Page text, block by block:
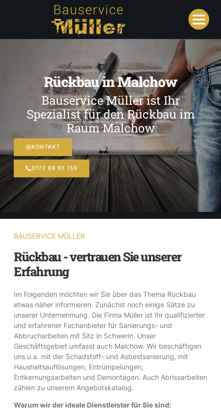
Rückbau in Malchow
Bauservice Müller ist Ihr
Spezialist für den Rückbau im
Raum Malchow
KONTAKT
0172 69 61 159
BAUSERVICE MÜLLER
Rückbau - vertrauen Sie unserer
Erfahrung
Im Folgenden möchten wir Sie über das Thema Rückbau
etwas näher informieren. Zunächst noch einige Sätze zu
unserer Unternehmung. Die Firma Müller ist Ihr qualifizierter
und erfahrener Fachanbieter für Sanierungs- und
Abbrucharbeiten mit Sitz in Schwerin. Unser
Geschäftsgebiet umfasst auch Malchow. Wir beschäftigen
uns u.a. mit der Schadstoff- und Asbestsanierung, mit
Haushaltsauflösungen, Entrümpelungen,
Entkernungsarbeiten und Demontagen. Auch Abrissarbeiten
zählen zu unserem Angebotskatalog.
Warum wir der ideale Dienstleister für Sie sind: